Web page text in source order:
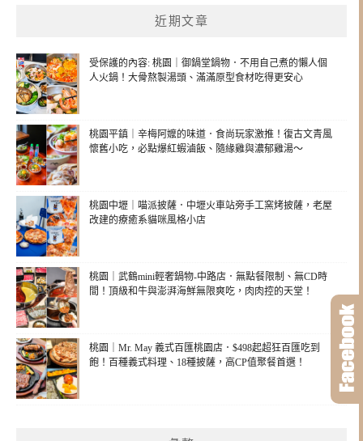
近期文章
受保護的內容: 桃園｜御鍋堂鍋物．不用自己煮的懶人個
人火鍋！大骨熬製湯頭、滿滿原型食材吃得更安心
桃園平鎮｜辛梅阿嬤的味道．食尚玩家激推！復古文青風
懷舊小吃，必點爆紅蝦滷飯、隨緣雞與濃郁雞湯～
桃園中壢｜喵派披薩．中壢火車站旁手工窯烤披薩，老屋
改建的療癒系貓咪風格小店
桃園｜武鶴mini輕奢鍋物-中路店．無點餐限制、無CD時
間！頂級和牛與澎湃海鮮無限爽吃，肉肉控的天堂！
桃園｜Mr. May 義式百匯桃園店．$498起超狂百匯吃到
飽！百種義式料理、18種披薩，高CP值聚餐首選！